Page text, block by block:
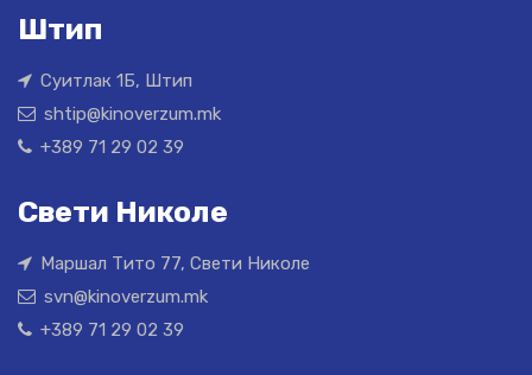
Штип
Суитлак 1Б, Штип
shtip@kinoverzum.mk
+389 71 29 02 39
Свети Николе
Маршал Тито 77, Свети Николе
svn@kinoverzum.mk
+389 71 29 02 39